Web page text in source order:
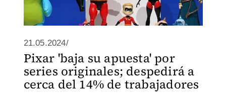
21.05.2024/
Pixar 'baja su apuesta' por
series originales; despedirá a
cerca del 14% de trabajadores